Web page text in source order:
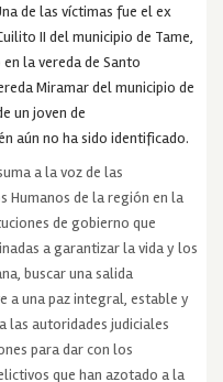
de las víctimas fue el ex
II del municipio de Tame,
la vereda de Santo
Miramar del municipio de
un joven de
aún no ha sido identificado.
a la voz de las
Humanos de la región en la
de gobierno que
a garantizar la vida y los
buscar una salida
a una paz integral, estable y
las autoridades judiciales
para dar con los
que han azotado a la